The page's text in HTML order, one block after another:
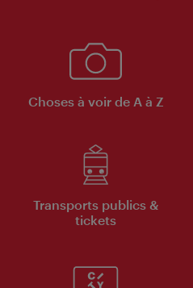
Choses à voir de A à Z
Transports publics &
tickets